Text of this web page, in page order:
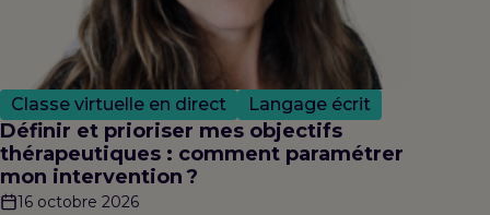
Classe virtuelle en direct Langage écrit
Définir et prioriser mes objectifs
thérapeutiques : comment paramétrer
mon intervention ?
16 octobre 2026